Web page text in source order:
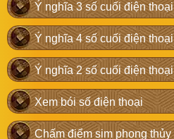
Ý nghĩa 3 số cuối điện thoại
Ý nghĩa 4 số cuối điện thoại
Ý nghĩa 2 số cuối điện thoại
Xem bói số điện thoại
Chấm điểm sim phong thủy